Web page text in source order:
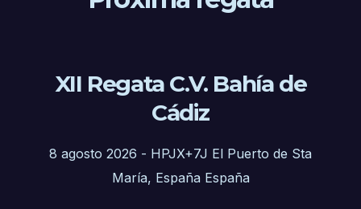
XII Regata C.V. Bahía de
Cádiz
8 agosto 2026 - HPJX+7J El Puerto de Sta
María, España España